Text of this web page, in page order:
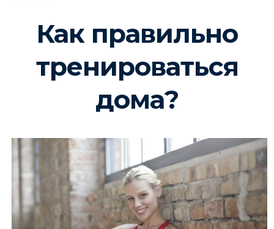
Как правильно
тренироваться
дома?